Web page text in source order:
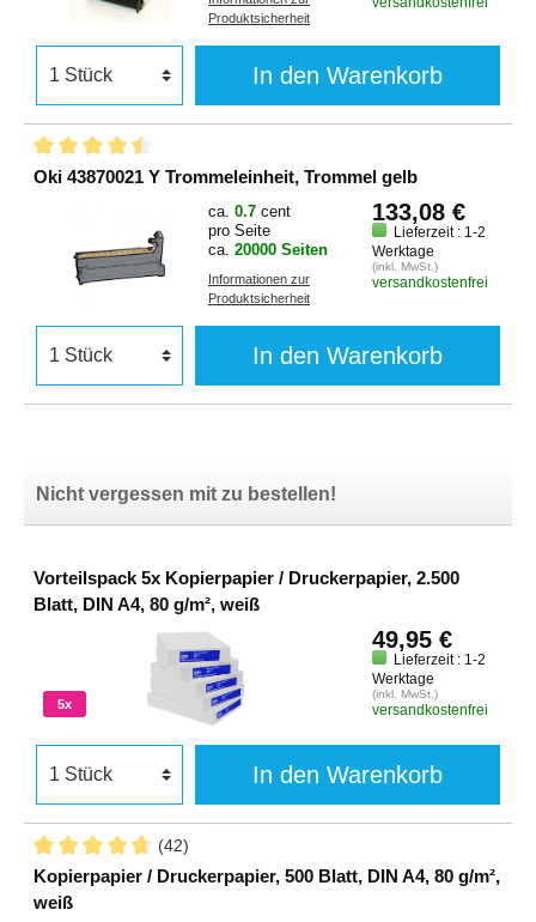
Produktsicherheit
In den Warenkorb
Oki 43870021 Y Trommeleinheit, Trommel gelb
ca. 0.7 cent
pro Seite
ca. 20000 Seiten
Informationen zur
Produktsicherheit
133,08 €
Lieferzeit : 1-2
Werktage
(inkl. MwSt.)
versandkostenfrei
In den Warenkorb
Nicht vergessen mit zu bestellen!
Vorteilspack 5x Kopierpapier / Druckerpapier, 2.500
Blatt, DIN A4, 80 g/m², weiß
5x
49,95 €
Lieferzeit : 1-2
Werktage
(inkl. MwSt.)
versandkostenfrei
In den Warenkorb
(42)
Kopierpapier / Druckerpapier, 500 Blatt, DIN A4, 80 g/m²,
weiß